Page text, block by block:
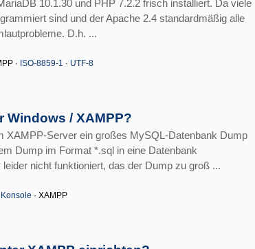
10.1.30 und PHP 7.2.2 frisch installiert. Da viele
sind und der Apache 2.4 standardmäßig alle
D.h. ...
· ISO-8859-1 · UTF-8
Windows / XAMPP?
XAMPP-Server ein großes MySQL-Datenbank Dump
Dump im Format *.sql in eine Datenbank
nicht funktioniert, das der Dump zu groß ...
Konsole · XAMPP